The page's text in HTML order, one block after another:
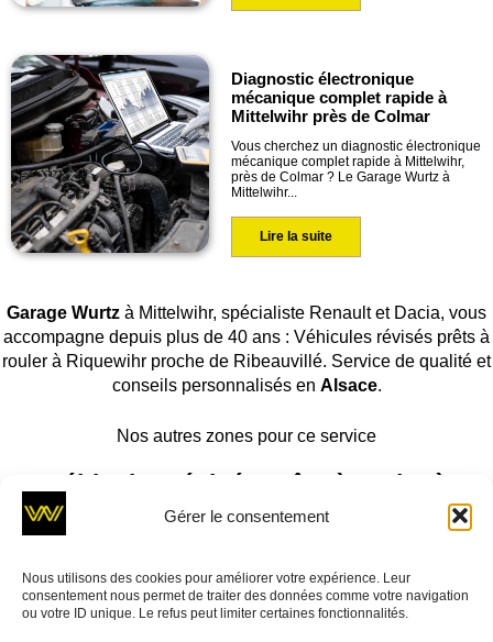
Gérer le consentement
Nous utilisons des cookies pour améliorer votre expérience. Leur
consentement nous permet de traiter des données comme votre navigation
ou votre ID unique. Le refus peut limiter certaines fonctionnalités.
Diagnostic électronique
mécanique complet rapide à
Mittelwihr près de Colmar
Vous cherchez un diagnostic électronique
mécanique complet rapide à Mittelwihr,
près de Colmar ? Le Garage Wurtz à
Mittelwihr...
Lire la suite
Garage Wurtz à Mittelwihr, spécialiste Renault et Dacia, vous
accompagne depuis plus de 40 ans : Véhicules révisés prêts à
rouler à Riquewihr proche de Ribeauvillé. Service de qualité et
conseils personnalisés en Alsace.
Nos autres zones pour ce service
Véhicules révisés prêts à rouler à
Colmar dans le Haut-Rhin
Kaysersberg sur la route des vins